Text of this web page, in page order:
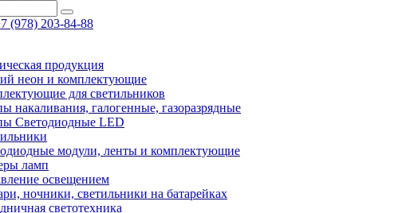
(978) 203-84-88
продукция
неон и комплектующие
для светильников
накаливания, галогенные, газоразрядные
Светодиодные LED
модули, ленты и комплектующие
ламп
освещением
ночники, светильники на батарейках
светотехника